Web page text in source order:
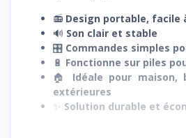
📻 Design portable, facile
🔊 Son clair et stable
🎛️ Commandes simples
🔋 Fonctionne sur piles
🏠 Idéale pour maison,
extérieures
✨ Solution durable et